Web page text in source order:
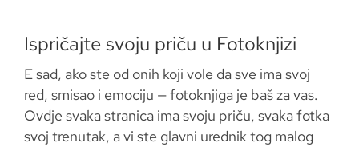
Ispričajte svoju priču u Fotoknjizi
E sad, ako ste od onih koji vole da sve ima svoj
red, smisao i emociju — fotoknjiga je baš za vas.
Ovdje svaka stranica ima svoju priču, svaka fotka
svoj trenutak, a vi ste glavni urednik tog malog